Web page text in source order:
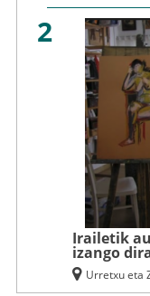
2
Irailetik
izango
Urretxu eta